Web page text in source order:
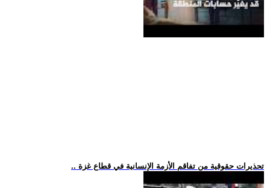
.. تحذيرات حقوقية من تفاقم الأزمة الإنسانية في قطاع غزة